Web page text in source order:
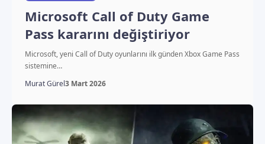
Microsoft Call of Duty Game
Pass kararını değiştiriyor
Microsoft, yeni Call of Duty oyunlarını ilk günden Xbox Game Pass
sistemine…
Murat Gürel3 Mart 2026